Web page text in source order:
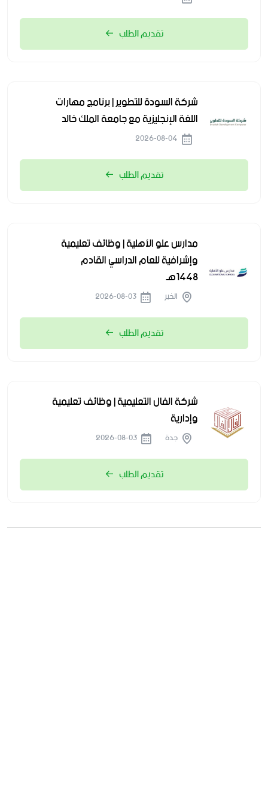
تقديم الطلب
شركة السودة للتطوير | برنامج مهارات
اللغة الإنجليزية مع جامعة الملك خالد
تقديم الطلب
مدارس علو الأهلية | وظائف تعليمية
وإشرافية للعام الدراسي القادم
1448هـ
الخبر
تقديم الطلب
شركة الفال التعليمية | وظائف تعليمية
وإدارية
جدة
تقديم الطلب